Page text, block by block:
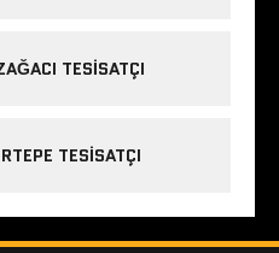
TESISATÇI
TESISATÇI